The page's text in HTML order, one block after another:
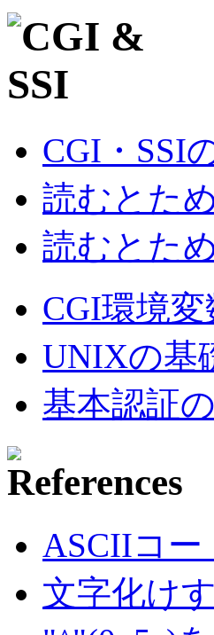
CGI・SSI
読むとた
読むとた
CGI環境変
UNIXの基
基本認証
ASCIIコー
文字化け